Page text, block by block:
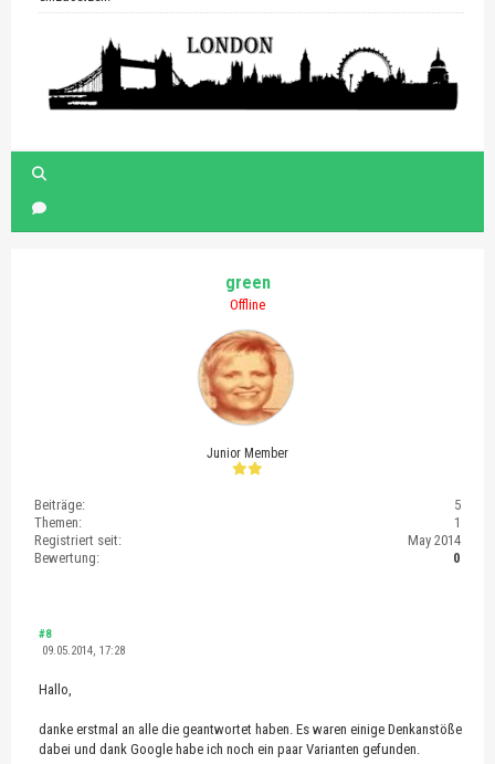
green
Offline
Junior Member
Beiträge:
5
Themen:
1
Registriert seit:
May 2014
Bewertung:
0
#8
09.05.2014, 17:28
Hallo,
danke erstmal an alle die geantwortet haben. Es waren einige Denkanstöße
dabei und dank Google habe ich noch ein paar Varianten gefunden.